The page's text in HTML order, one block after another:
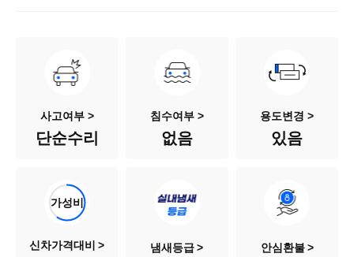
차량번호 227거7857
색상 흰색
가솔린
배기량 3,470cc
사고여부 >
단순수리
침수여부 >
없음
용도변경 >
있음
가성비
신차가격대비 냄새등급 안심환불